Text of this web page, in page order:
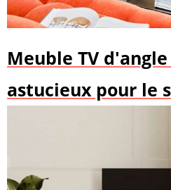
Meuble TV
astucieux pour le